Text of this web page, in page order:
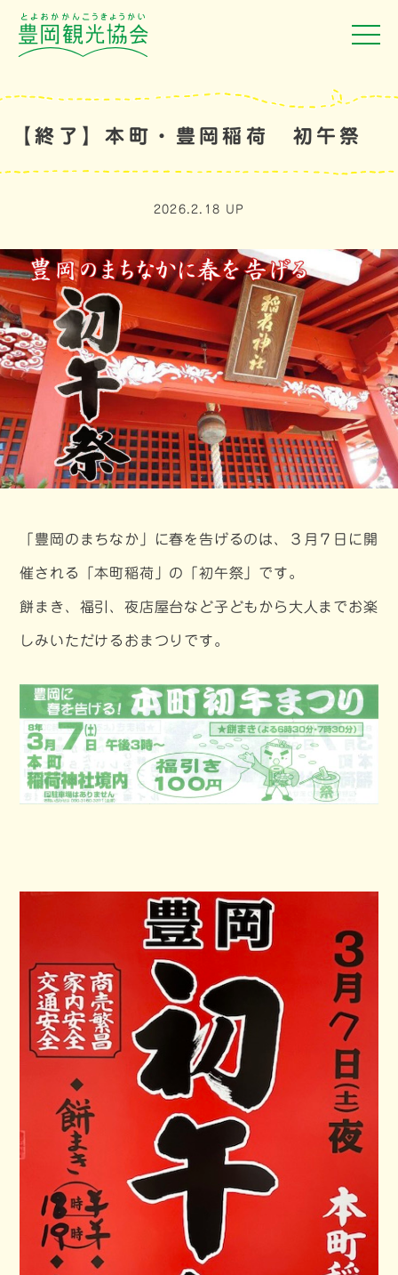
【終了】本町・豊岡稲荷 初午祭
2026.2.18 UP
「豊岡のまちなか」に春を告げるのは、３月７日に開
催される「本町稲荷」の「初午祭」です。
餅まき、福引、夜店屋台など子どもから大人までお楽
しみいただけるおまつりです。